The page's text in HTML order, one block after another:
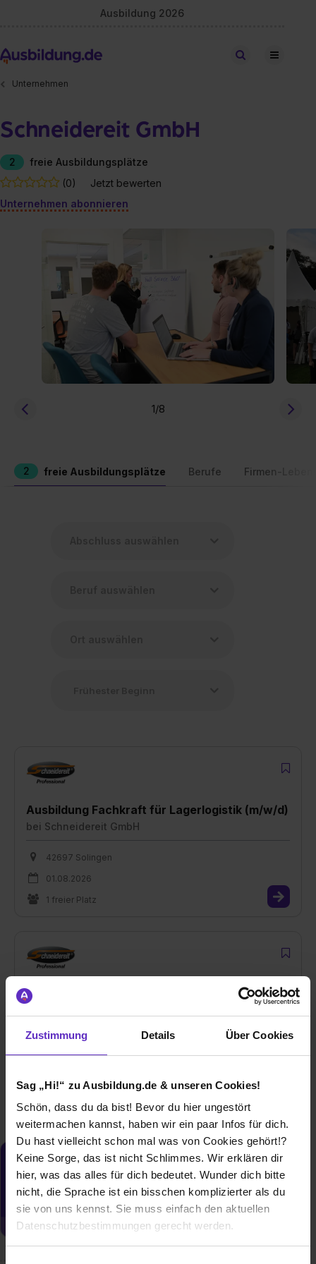
Zustimmung Details Über Cookies
Sag „Hi!“ zu Ausbildung.de & unseren Cookies!
Schön, dass du da bist! Bevor du hier ungestört
weitermachen kannst, haben wir ein paar Infos für dich.
Du hast vielleicht schon mal was von Cookies gehört!?
Keine Sorge, das ist nicht Schlimmes. Wir erklären dir
hier, was das alles für dich bedeutet. Wunder dich bitte
nicht, die Sprache ist ein bisschen komplizierter als du
sie von uns kennst. Sie muss einfach den aktuellen
Datenschutzbestimmungen gerecht werden.
Ausbildung 2026
Stellen finden
Unternehmen
Schneidereit GmbH
2
freie Ausbildungsplätze
(0)
Jetzt bewerten
Unternehmen abonnieren
1/8
2 freie Ausbildungsplätze Berufe Firmen-
Ausbildung Fachkraft für Lagerlogistik (m/w/d)
bei Schneidereit GmbH
42697 Solingen
01.08.2026
1 freier Platz
Ausbildung Industriekaufmann/-frau (m/w/d)
42697 Solingen
1 freier Platz
Du möchtest neue Stellen automatisch
zugeschickt bekommen?
Jetzt aktivieren